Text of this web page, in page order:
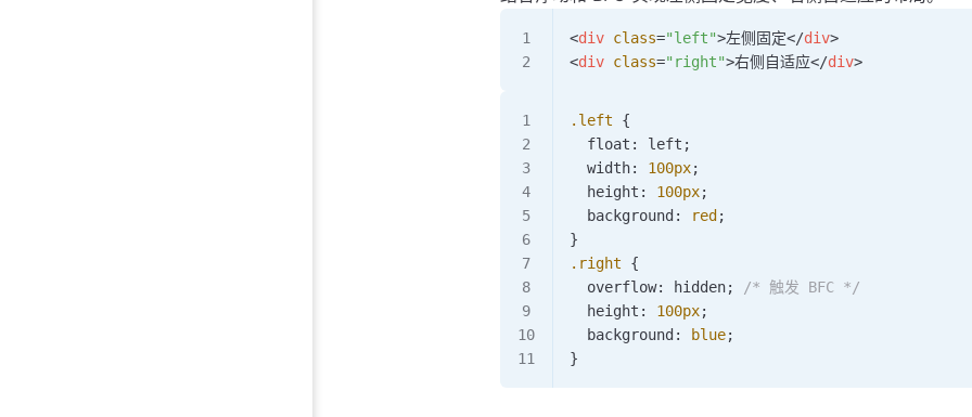
<div class="left">左侧固定</div>
<div class="right">右侧自适应</div>
.left {
  float:
left ;
  width:
100px;
  height:
100px;
  background:
red ;
}
.right {
  overflow:
hidden;
/* 触发 BFC */
  height:
100px;
  background:
blue;
}